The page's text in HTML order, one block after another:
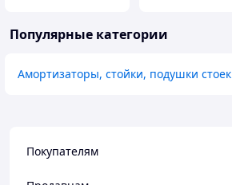
Популярные категории
Амортизаторы, стойки, подушки стоек
Покупателям